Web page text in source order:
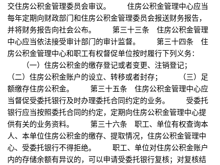
交住房公积金管理委员会审议。 住房公积金管理中心应当
每年定期向财政部门和住房公积金管理委员会报送财务报告，
并将财务报告向社会公布。 第三十三条 住房公积金管理
中心应当依法接受审计部门的审计监督。 第三十四条 住
房公积金管理中心和职工有权督促单位按时履行下列义务：
（一）住房公积金的缴存登记或者变更、注销登记；
（二）住房公积金账户的设立、转移或者封存； （三）足
额缴存住房公积金。 第三十五条 住房公积金管理中心应
当督促受委托银行及时办理委托合同约定的业务。 受委托
银行应当按照委托合同的约定，定期向住房公积金管理中心提
供有关的业务资料。 第三十六条 职工、单位有权查询本
人、本单位住房公积金的缴存、提取情况，住房公积金管理中
心、受委托银行不得拒绝。 职工、单位对住房公积金账户
内的存储余额有异议的，可以申请受委托银行复核；对复核结